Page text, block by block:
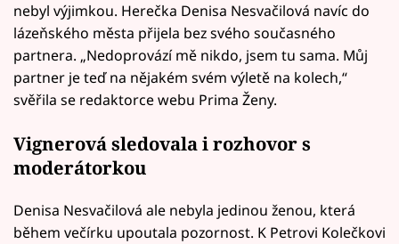
nebyl výjimkou. Herečka Denisa Nesvačilová navíc do
lázeňského města přijela bez svého současného
partnera. „Nedoprovází mě nikdo, jsem tu sama. Můj
partner je teď na nějakém svém výletě na kolech,“
svěřila se redaktorce webu Prima Ženy.
Vignerová sledovala i rozhovor s
moderátorkou
Denisa Nesvačilová ale nebyla jedinou ženou, která
během večírku upoutala pozornost. K Petrovi Kolečkovi